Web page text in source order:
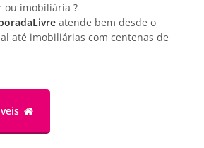
ou imobiliária ?
atende bem desde o
até imobiliárias com centenas de